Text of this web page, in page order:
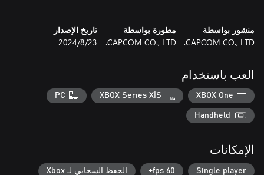
منشور بواسطة
CAPCOM CO., LTD.
مطورة بواسطة
CAPCOM CO., LTD.
تاريخ الإصدار
23‏/8‏/2024
العب باستخدام
XBOX One
XBOX Series X|S
PC
Handheld
الإمكانات
Single player
60 fps+ الحفظ السحابي لـ Xbox